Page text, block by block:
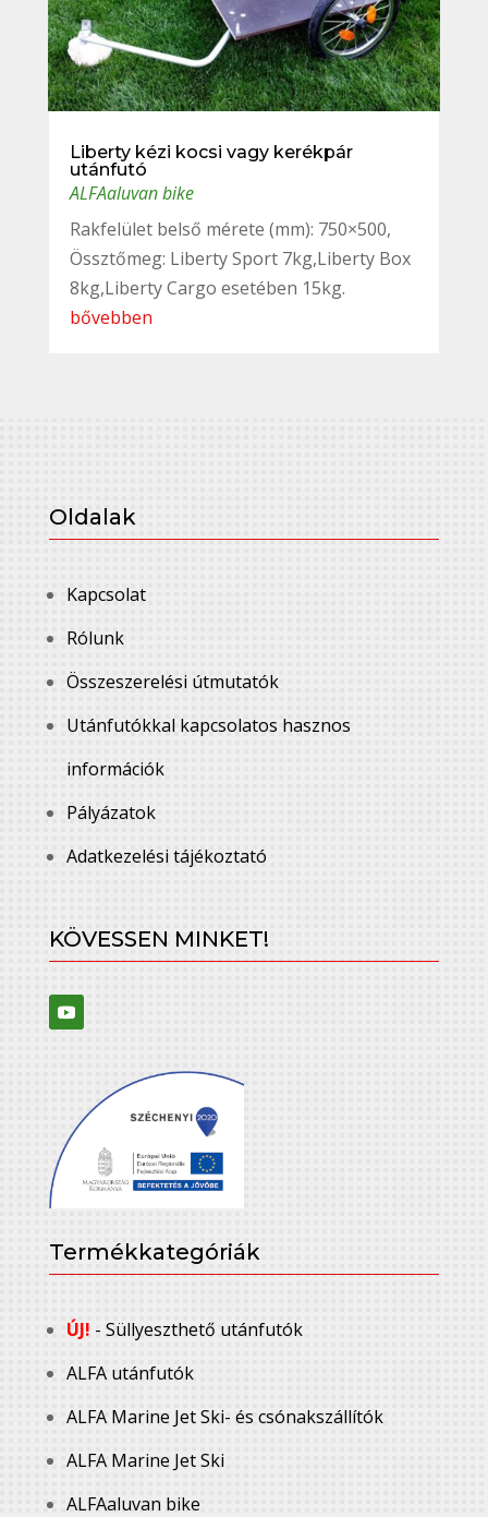
Liberty kézi kocsi vagy kerékpár
utánfutó
ALFAaluvan bike
Rakfelület belső mérete (mm): 750×500,
Össztőmeg: Liberty Sport 7kg,Liberty Box
8kg,Liberty Cargo esetében 15kg.
bővebben
Oldalak
Kapcsolat
Rólunk
Összeszerelési útmutatók
Utánfutókkal kapcsolatos hasznos
információk
Pályázatok
Adatkezelési tájékoztató
KÖVESSEN MINKET!
Termékkategóriák
ÚJ! - Süllyeszthető utánfutók
ALFA utánfutók
ALFA Marine Jet Ski- és csónakszállítók
ALFA Marine Jet Ski
ALFAaluvan bike